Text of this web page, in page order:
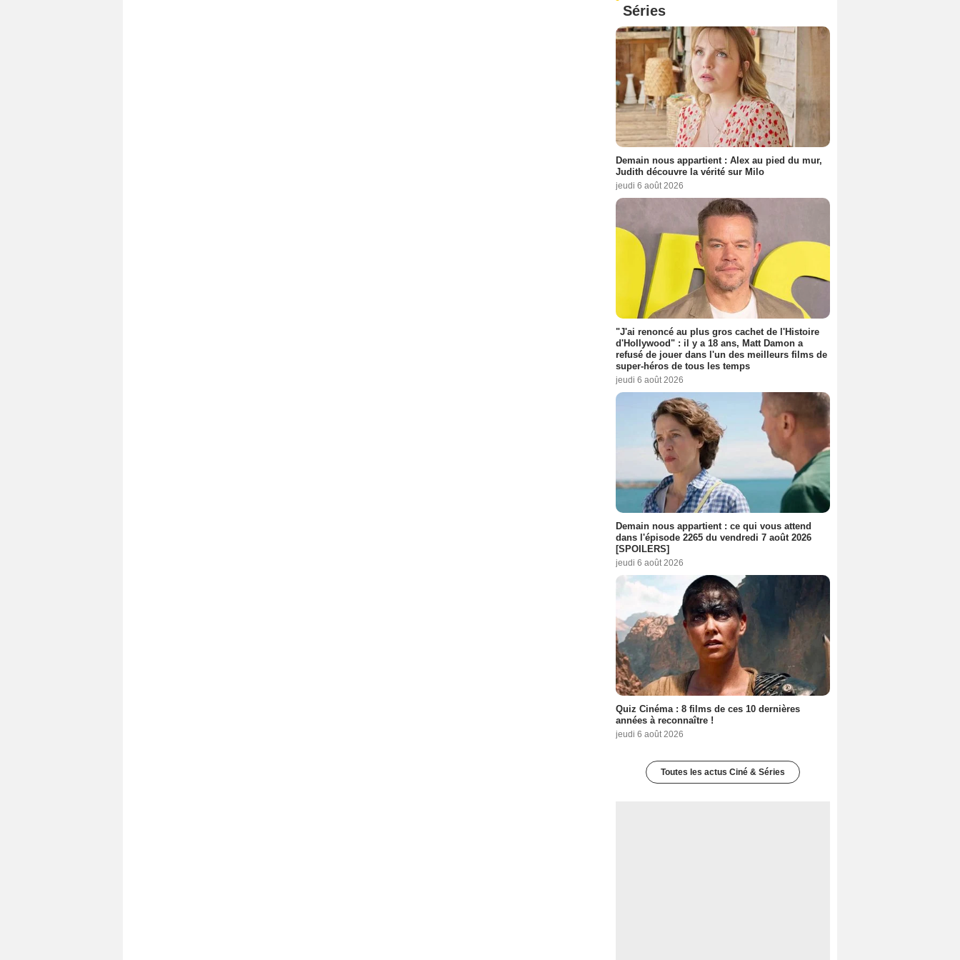
Séries
Demain nous appartient : Alex au pied du mur,
Judith découvre la vérité sur Milo
jeudi 6 août 2026
"J'ai renoncé au plus gros cachet de l'Histoire
d'Hollywood" : il y a 18 ans, Matt Damon a
refusé de jouer dans l'un des meilleurs films de
super-héros de tous les temps
jeudi 6 août 2026
Demain nous appartient : ce qui vous attend
dans l'épisode 2265 du vendredi 7 août 2026
[SPOILERS]
jeudi 6 août 2026
Quiz Cinéma : 8 films de ces 10 dernières
années à reconnaître !
jeudi 6 août 2026
Toutes les actus Ciné & Séries